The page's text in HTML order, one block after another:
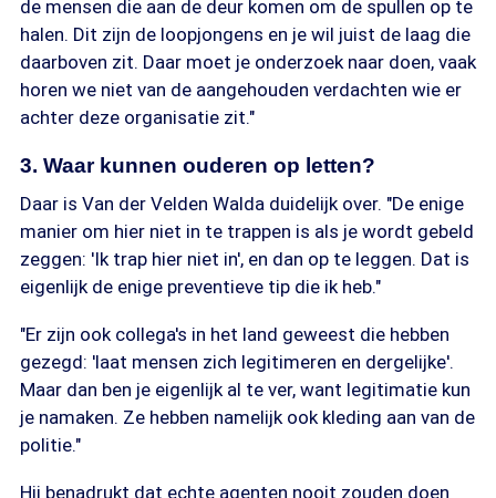
de mensen die aan de deur komen om de spullen op te
halen. Dit zijn de loopjongens en je wil juist de laag die
daarboven zit. Daar moet je onderzoek naar doen, vaak
horen we niet van de aangehouden verdachten wie er
achter deze organisatie zit."
3. Waar kunnen ouderen op letten?
Daar is Van der Velden Walda duidelijk over. "De enige
manier om hier niet in te trappen is als je wordt gebeld
zeggen: 'Ik trap hier niet in', en dan op te leggen. Dat is
eigenlijk de enige preventieve tip die ik heb."
"Er zijn ook collega's in het land geweest die hebben
gezegd: 'laat mensen zich legitimeren en dergelijke'.
Maar dan ben je eigenlijk al te ver, want legitimatie kun
je namaken. Ze hebben namelijk ook kleding aan van de
politie."
Hij benadrukt dat echte agenten nooit zouden doen